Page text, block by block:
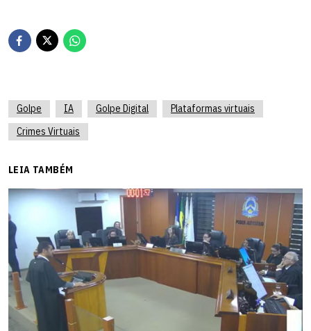
Golpe IA Golpe Digital
Plataformas virtuais
Crimes Virtuais
LEIA TAMBÉM